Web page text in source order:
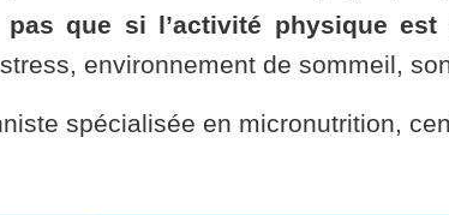
pas que si l’activité physique
environnement de sommeil,
spécialisée en micronutrition,